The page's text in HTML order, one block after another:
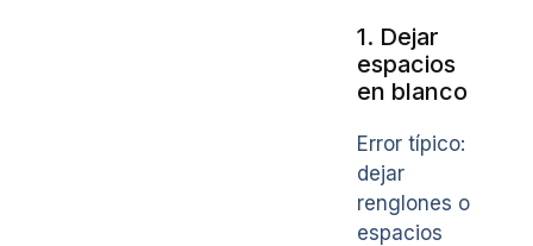
1. Dejar
espacios
en blanco
Error típico:
dejar
renglones o
espacios